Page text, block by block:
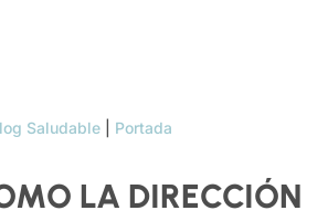
Saludable Portada
LA DIRECCIÓN